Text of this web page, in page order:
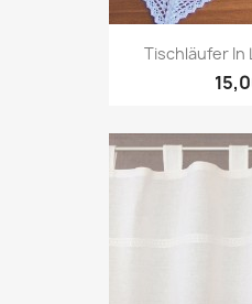
Tischläufer In